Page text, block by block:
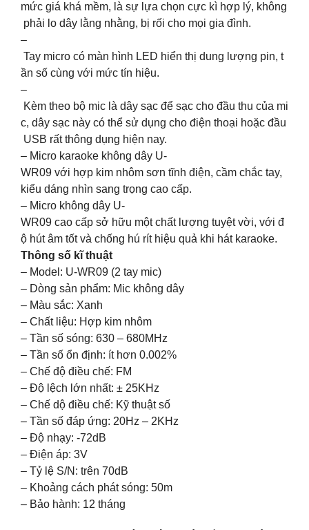
mức giá khá mềm, là sự lựa chọn cực kì hợp lý, không
phải lo dây lằng nhằng, bị rối cho mọi gia đình.
–
Tay micro có màn hình LED hiển thị dung lượng pin, t
ần số cùng với mức tín hiệu.
–
Kèm theo bộ mic là dây sạc để sạc cho đầu thu của mi
c, dây sạc này có thể sử dụng cho điện thoại hoặc đầu
USB rất thông dụng hiện nay.
– Micro karaoke không dây U-
WR09 với hợp kim nhôm sơn tĩnh điện, cầm chắc tay,
kiểu dáng nhìn sang trọng cao cấp.
– Micro không dây U-
WR09 cao cấp sở hữu một chất lượng tuyệt vời, với đ
ộ hút âm tốt và chống hú rít hiệu quả khi hát karaoke.
Thông số kĩ thuật
– Model: U-WR09 (2 tay mic)
– Dòng sản phẩm: Mic không dây
– Màu sắc: Xanh
– Chất liệu: Hợp kim nhôm
– Tần số sóng: 630 – 680MHz
– Tần số ổn định: ít hơn 0.002%
– Chế độ điều chế: FM
– Độ lệch lớn nhất: ± 25KHz
– Chế dộ điều chế: Kỹ thuật số
– Tần số đáp ứng: 20Hz – 2KHz
– Độ nhạy: -72dB
– Điện áp: 3V
– Tỷ lệ S/N: trên 70dB
– Khoảng cách phát sóng: 50m
– Bảo hành: 12 tháng